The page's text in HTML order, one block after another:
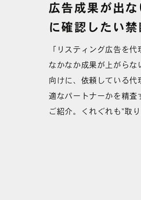
広告成果が出
に確認したい禁
「リスティング広告を
なかなか成果が上がらな
向けに、依頼している代
適なパートナーかを精査
ご紹介。くれぐれも“取